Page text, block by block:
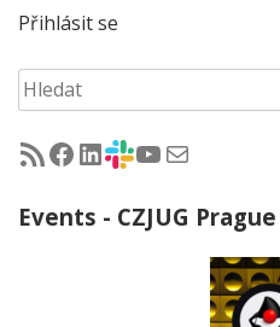
Přihlásit se
Hledat
RSS - články na jug.cz
Facebook skupina Czech Java User Group
LinkedIn skupina Czech Java User Group
CZJUG Slack fórum
CZJUG YouTube kanálCZJUG email
Events - CZJUG Prague